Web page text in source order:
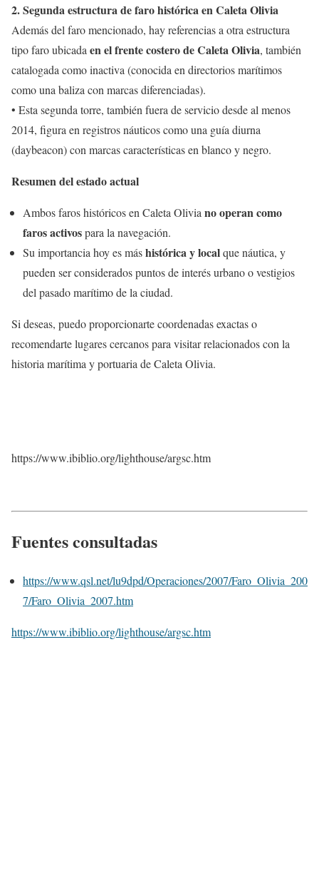
2. Segunda estructura de faro histórica en Caleta Olivia
Además del faro mencionado, hay referencias a otra estructura
tipo faro ubicada en el frente costero de Caleta Olivia, también
catalogada como inactiva (conocida en directorios marítimos
como una baliza con marcas diferenciadas).
• Esta segunda torre, también fuera de servicio desde al menos
2014, figura en registros náuticos como una guía diurna
(daybeacon) con marcas características en blanco y negro.
Resumen del estado actual
Ambos faros históricos en Caleta Olivia no operan como
faros activospara la navegación.
Su importancia hoy es máshistórica y localque náutica, y
pueden ser considerados puntos de interés urbano o vestigios
del pasado marítimo de la ciudad.
Si deseas, puedo proporcionarte coordenadas exactas o
recomendarte lugares cercanos para visitar relacionados con la
historia marítima y portuaria de Caleta Olivia.
https://www.ibiblio.org/lighthouse/argsc.htm
Fuentes consultadas
https://www.qsl.net/lu9dpd/Operaciones/2007/Faro_Olivia_200
7/Faro_Olivia_2007.htm
https://www.ibiblio.org/lighthouse/argsc.htm